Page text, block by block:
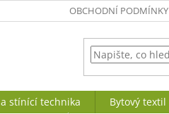
OBCHODNÍ PODMÍNKY
stínící technika Bytový textil